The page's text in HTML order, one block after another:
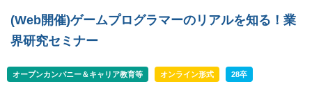
(Web開催)ゲームプログラマーのリアルを知る！業
界研究セミナー
オープンカンパニー＆キャリア教育等 オンライン形式 28卒